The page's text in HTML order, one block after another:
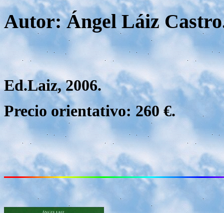
Autor: Ángel Láiz
Ed.Laiz, 2006.
Precio orientativo: 260 €.